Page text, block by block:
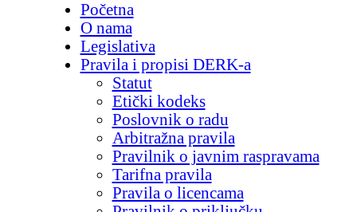
Početna
O nama
Legislativa
Pravila i propisi DERK-a
Statut
Etički kodeks
Poslovnik o radu
Arbitražna pravila
Pravilnik o javnim raspravama
Tarifna pravila
Pravila o licencama